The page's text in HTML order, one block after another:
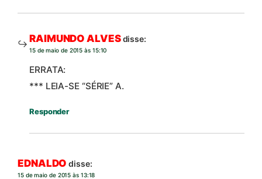
RAIMUNDO ALVESdisse:
15 de maio de 2015 às 15:10
ERRATA:
*** LEIA-SE “SÉRIE” A.
Responder
EDNALDO disse:
15 de maio de 2015 às 13:18